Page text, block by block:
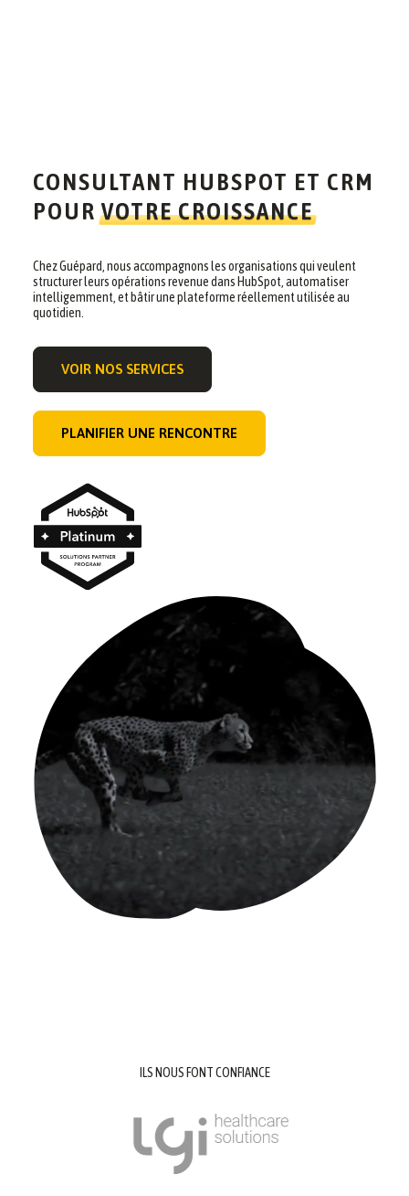
CONSULTANT HUBSPOT ET CRM
POURVOTRE CROISSANCE
Chez Guépard, nous accompagnons les organisations qui veulent
structurer leurs opérations revenue dans HubSpot, automatiser
intelligemment, et bâtir une plateforme réellement utilisée au
quotidien.
VOIR NOS SERVICES
PLANIFIER UNE RENCONTRE
ILS NOUS FONT CONFIANCE